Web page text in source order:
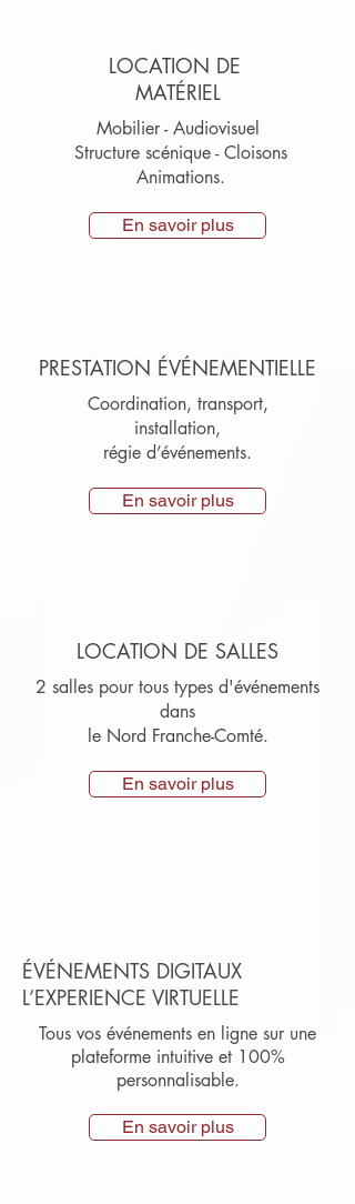
LOCATION DE
MATÉRIEL
Mobilier - Audiovisuel
Structure scénique - Cloisons
Animations.
En savoir plus
PRESTATION ÉVÉNEMENTIELLE
Coordination, transport,
installation,
régie d’événements.
En savoir plus
LOCATION DE SALLES
2 salles pour tous types d'événements
dans
le Nord Franche-Comté.
En savoir plus
ÉVÉNEMENTS DIGITAUX
L’EXPERIENCE VIRTUELLE
Tous vos événements en ligne sur une
plateforme intuitive et 100%
personnalisable.
En savoir plus